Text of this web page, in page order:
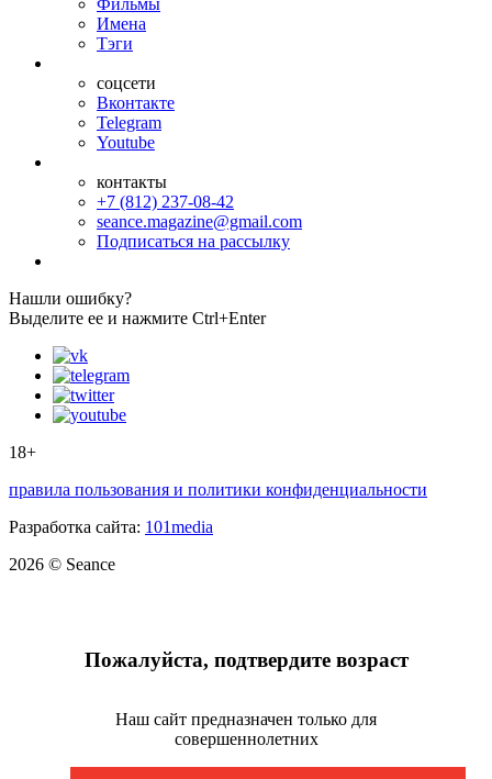
Имена
Тэги
соцсети
Вконтакте
Telegram
Youtube
контакты
+7 (812) 237-08-42
seance.magazine@gmail.com
Подписаться на рассылку
Нашли ошибку?
Выделите ее и нажмите Ctrl+Enter
18+
правила пользования и политики конфиденциальности
Разработка сайта: 101media
2026 © Seance
Пожалуйста, подтвердите возраст
Наш сайт предназначен только для
совершеннолетних